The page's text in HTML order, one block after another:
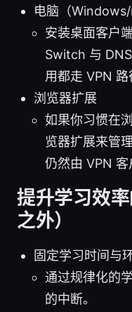
电脑（Windows/
安装桌面客户
Switch 与
用都走 VPN 路
浏览器扩展
如果你习惯在
览器扩展来管
仍然由 VPN 客
提升学习效
之外）
固定学习时间与
通过规律化的
的中断。